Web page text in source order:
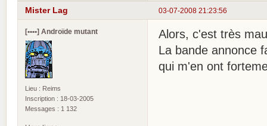
03-07-2008 21:23:56
Mister Lag
[••••] Androïde mutant
Lieu : Reims
Inscription : 18-03-2005
Messages : 1 132
Alors, c'est très
La bande annonce
qui m'en ont